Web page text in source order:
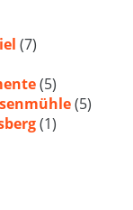
(7)
(5)
(5)
(1)